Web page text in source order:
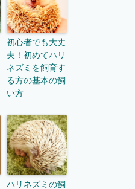
初心者でも大丈
夫！初めてハリ
ネズミを飼育す
る方の基本の飼
い方
ハリネズミの飼